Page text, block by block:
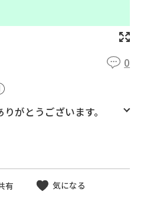
0
がとうございます。
ぐできる！かぎ針で
有 気になる